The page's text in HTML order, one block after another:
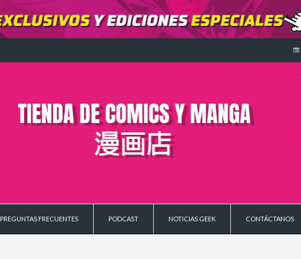
PREGUNTAS FRECUENTES PODCAST NOTICIAS GEEK CONTÁCTANOS